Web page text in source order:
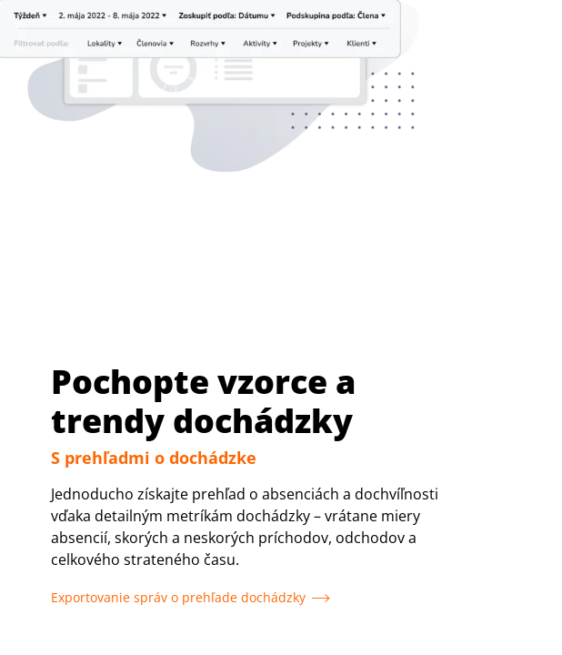
Pochopte vzorce a
trendy dochádzky
S prehľadmi o dochádzke
Jednoducho získajte prehľad o absenciách a dochvíľnosti
vďaka detailným metríkám dochádzky – vrátane miery
absencií, skorých a neskorých príchodov, odchodov a
celkového strateného času.
Exportovanie správ o prehľade dochádzky